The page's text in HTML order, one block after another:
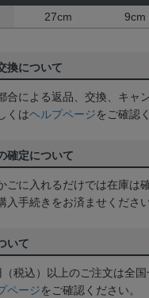
27cm 9cm
換について
合による返品、交換、キャ
くはヘルプページをご確認
確定について
ごに入れるだけでは在庫は
入手続きをお済ませください
いて
税込）以上のご注文は全
ページをご確認ください。